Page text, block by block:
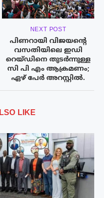
NEXT POST
പിണറായി വിജയൻ്റെ
വസതിയിലെ ഇഡി
റെയ്‌ഡിനെ തുടർന്നുള്ള
സി പി എം ആക്രമണം;
ഏഴ് പേർ അറസ്റ്റിൽ.
LIKE